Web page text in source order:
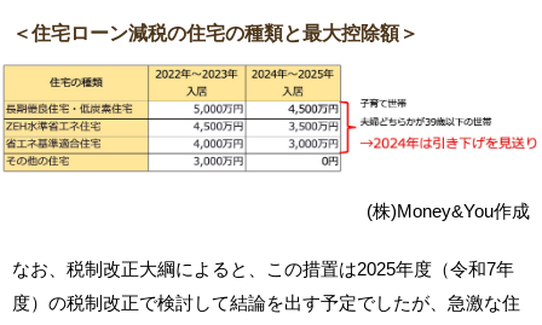
＜住宅ローン減税の住宅の種類と最大控除額＞
(株)Money&You作成
なお、税制改正大綱によると、この措置は2025年度（令和7年
度）の税制改正で検討して結論を出す予定でしたが、急激な住